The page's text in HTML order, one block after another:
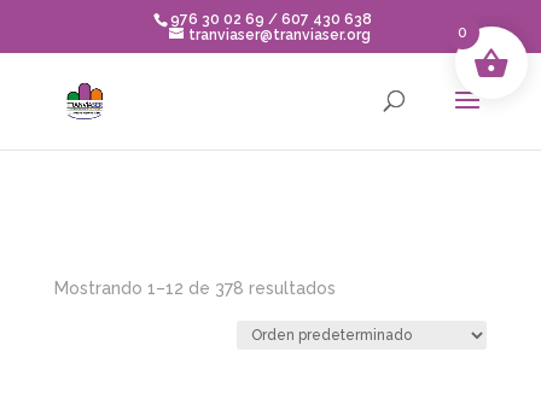
976 30 02 69 / 607 430 638
tranviaser@tranviaser.org
Mostrando 1–12 de 378 resultados
0